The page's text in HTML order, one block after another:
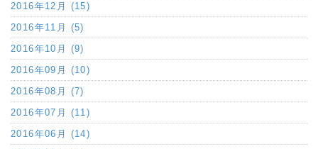
2016年12月 (15)
2016年11月 (5)
2016年10月 (9)
2016年09月 (10)
2016年08月 (7)
2016年07月 (11)
2016年06月 (14)